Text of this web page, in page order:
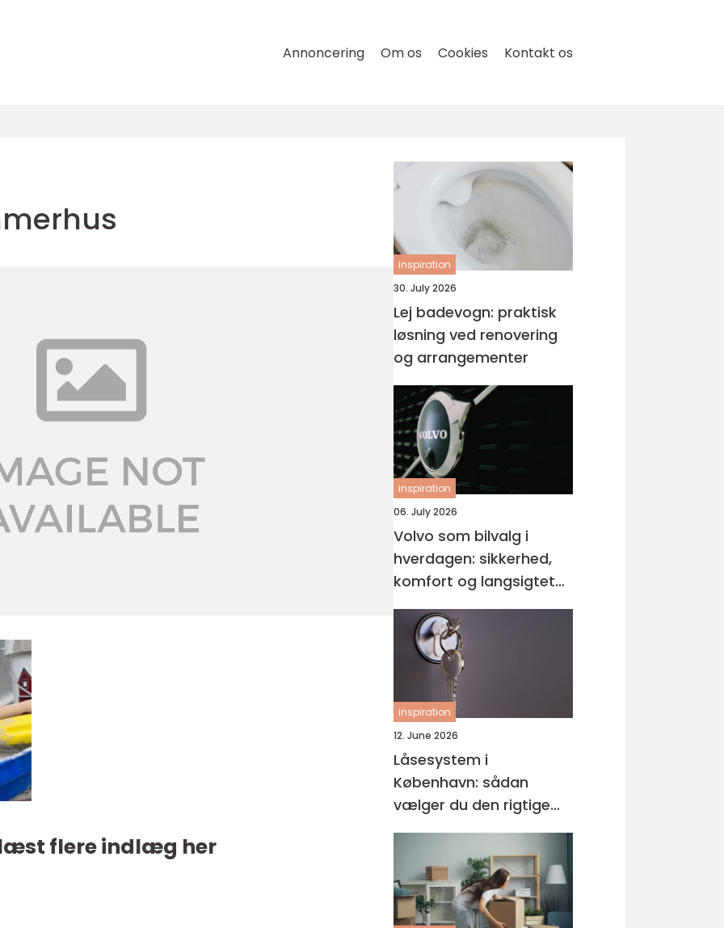
Annoncering Om os Cookies Kontakt os
flere indlæg her
inspiration
30. July 2026
Lej badevogn: praktisk
løsning ved renovering
og arrangementer
inspiration
06. July 2026
Volvo som bilvalg i
hverdagen: sikkerhed,
komfort og langsigtet
værdi
inspiration
12. June 2026
Låsesystem i
København: sådan
vælger du den rigtige
løsning